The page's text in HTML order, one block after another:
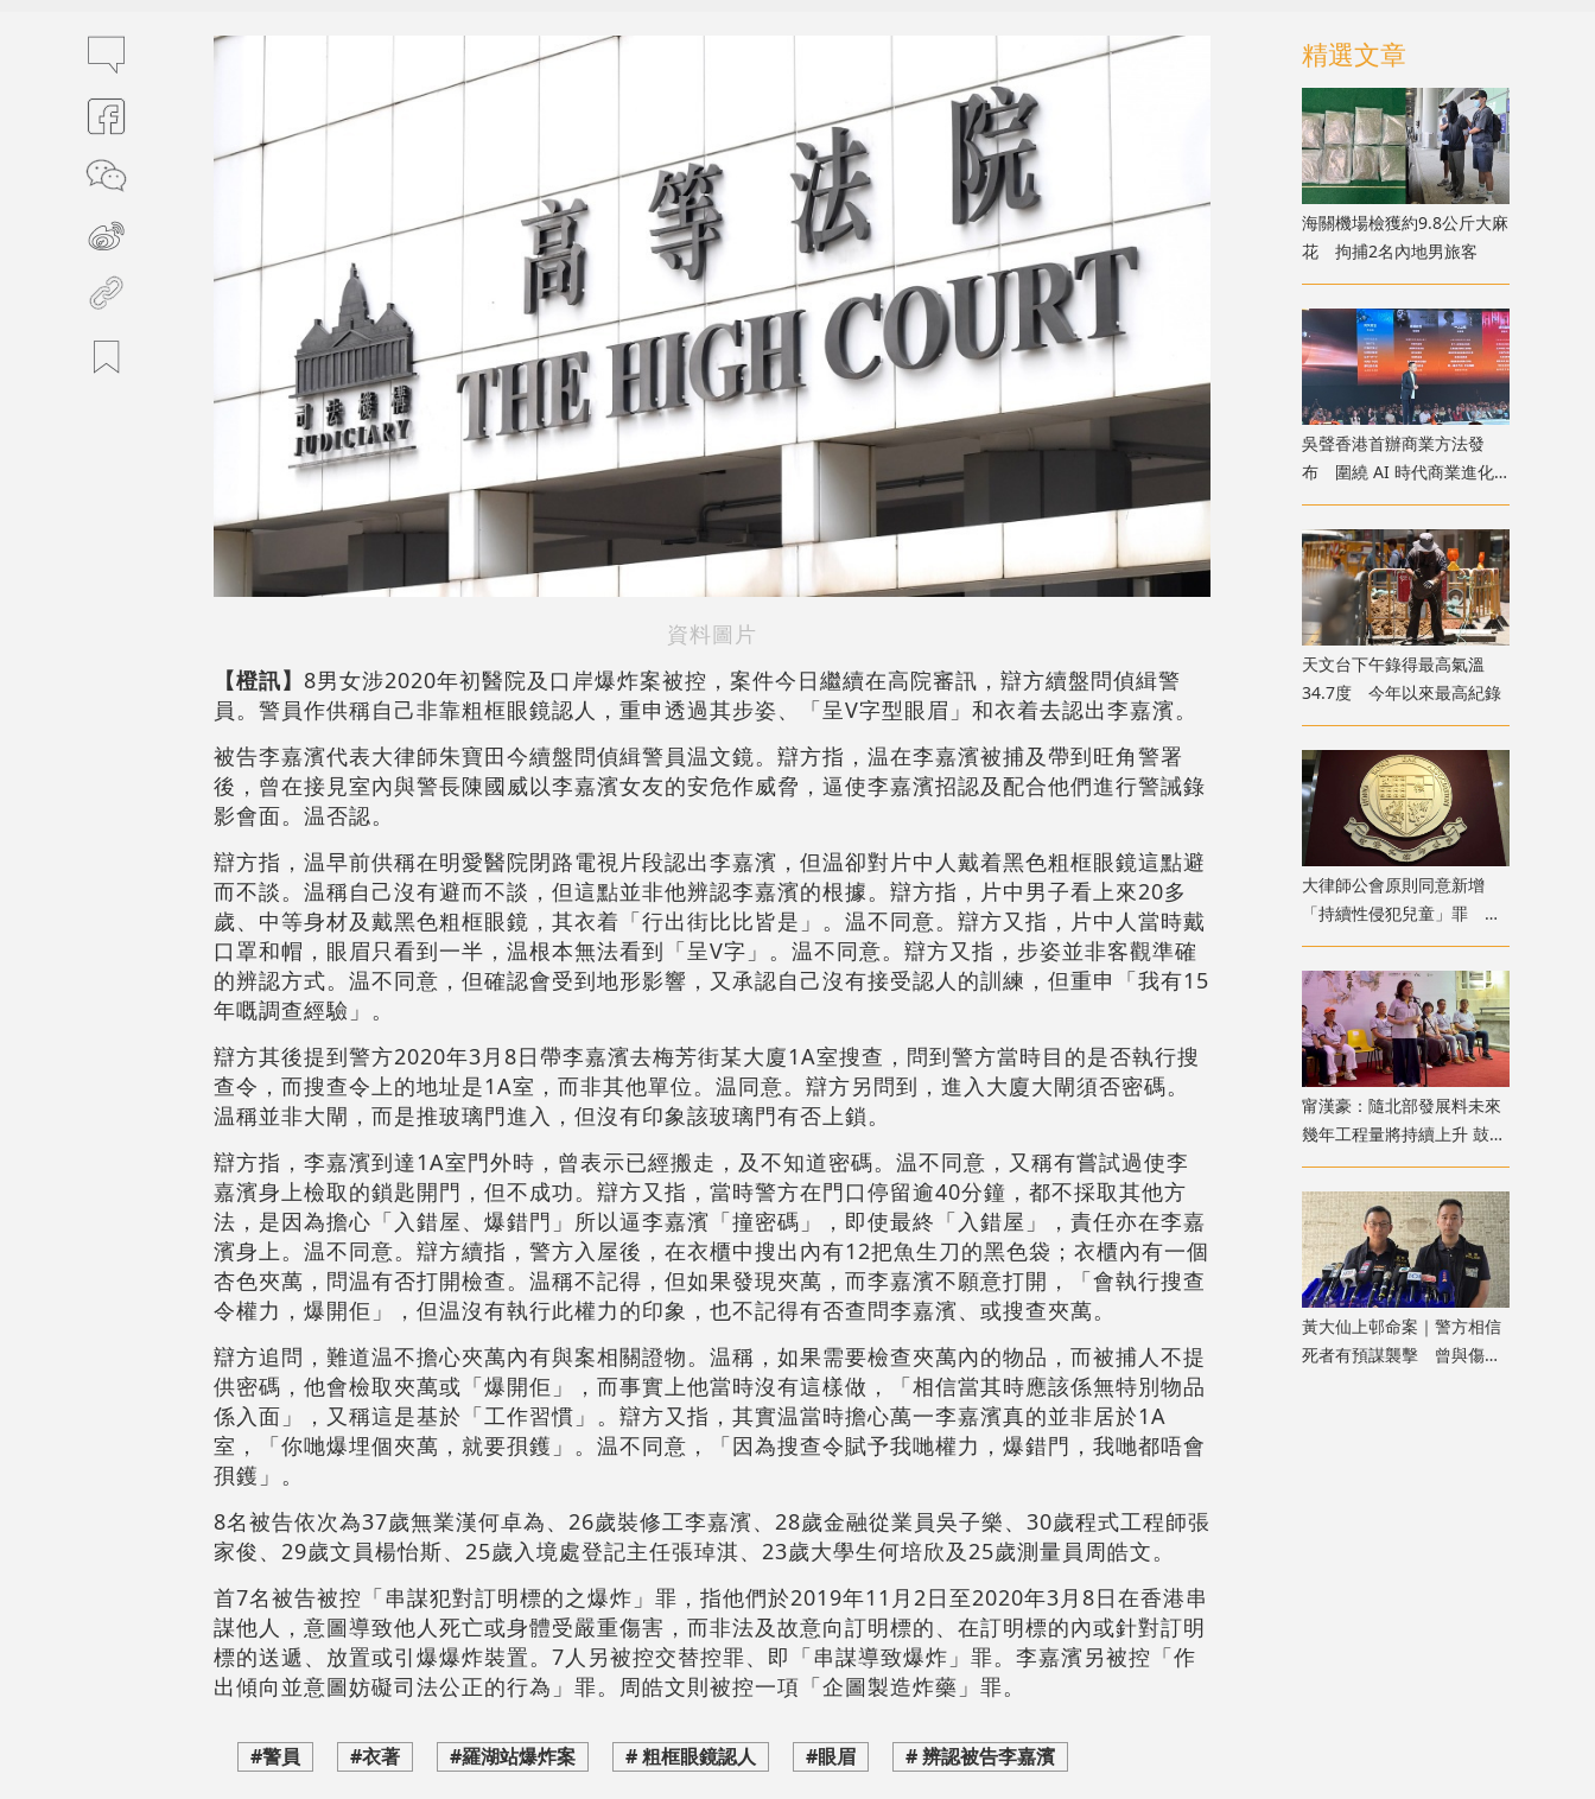
資料圖片
【橙訊】 8男女涉2020年初醫院及口岸爆炸案被控，案件今日繼續在高院審訊，辯方續盤問偵緝警
員。警員作供稱自己非靠粗框眼鏡認人，重申透過其步姿、「呈V字型眼眉」和衣着去認出李嘉濱。
被告李嘉濱代表大律師朱寶田今續盤問偵緝警員温文鏡。辯方指，温在李嘉濱被捕及帶到旺角警署
後，曾在接見室內與警長陳國威以李嘉濱女友的安危作威脅，逼使李嘉濱招認及配合他們進行警誡錄
影會面。温否認。
辯方指，温早前供稱在明愛醫院閉路電視片段認出李嘉濱，但温卻對片中人戴着黑色粗框眼鏡這點避
而不談。温稱自己沒有避而不談，但這點並非他辨認李嘉濱的根據。辯方指，片中男子看上來20多
歲、中等身材及戴黑色粗框眼鏡，其衣着「行出街比比皆是」。温不同意。辯方又指，片中人當時戴
口罩和帽，眼眉只看到一半，温根本無法看到「呈V字」。温不同意。辯方又指，步姿並非客觀準確
的辨認方式。温不同意，但確認會受到地形影響，又承認自己沒有接受認人的訓練，但重申「我有15
年嘅調查經驗」。
辯方其後提到警方2020年3月8日帶李嘉濱去梅芳街某大廈1A室搜查，問到警方當時目的是否執行搜
查令，而搜查令上的地址是1A室，而非其他單位。温同意。辯方另問到，進入大廈大閘須否密碼。
温稱並非大閘，而是推玻璃門進入，但沒有印象該玻璃門有否上鎖。
辯方指，李嘉濱到達1A室門外時，曾表示已經搬走，及不知道密碼。温不同意，又稱有嘗試過使李
嘉濱身上檢取的鎖匙開門，但不成功。辯方又指，當時警方在門口停留逾40分鐘，都不採取其他方
法，是因為擔心「入錯屋、爆錯門」所以逼李嘉濱「撞密碼」，即使最終「入錯屋」，責任亦在李嘉
濱身上。温不同意。辯方續指，警方入屋後，在衣櫃中搜出內有12把魚生刀的黑色袋；衣櫃內有一個
杏色夾萬，問温有否打開檢查。温稱不記得，但如果發現夾萬，而李嘉濱不願意打開，「會執行搜查
令權力，爆開佢」，但温沒有執行此權力的印象，也不記得有否查問李嘉濱、或搜查夾萬。
辯方追問，難道温不擔心夾萬內有與案相關證物。温稱，如果需要檢查夾萬內的物品，而被捕人不提
供密碼，他會檢取夾萬或「爆開佢」，而事實上他當時沒有這樣做，「相信當其時應該係無特別物品
係入面」，又稱這是基於「工作習慣」。辯方又指，其實温當時擔心萬一李嘉濱真的並非居於1A
室，「你哋爆埋個夾萬，就要孭鑊」。温不同意，「因為搜查令賦予我哋權力，爆錯門，我哋都唔會
孭鑊」。
8名被告依次為37歲無業漢何卓為、26歲裝修工李嘉濱、28歲金融從業員吳子樂、30歲程式工程師張
家俊、29歲文員楊怡斯、25歲入境處登記主任張琸淇、23歲大學生何培欣及25歲測量員周皓文。
首7名被告被控「串謀犯對訂明標的之爆炸」罪，指他們於2019年11月2日至2020年3月8日在香港串
謀他人，意圖導致他人死亡或身體受嚴重傷害，而非法及故意向訂明標的、在訂明標的內或針對訂明
標的送遞、放置或引爆爆炸裝置。7人另被控交替控罪、即「串謀導致爆炸」罪。李嘉濱另被控「作
出傾向並意圖妨礙司法公正的行為」罪。周皓文則被控一項「企圖製造炸藥」罪。
#警員 #衣著 #羅湖站爆炸案 # 粗框眼鏡認人 #眼眉 # 辨認被告李嘉濱
精選文章
海關機場檢獲約9.8公斤大麻
花 拘捕2名內地男旅客
吳聲香港首辦商業方法發
布 圍繞 AI 時代商業進化
探討未來趨勢
天文台下午錄得最高氣溫
34.7度 今年以來最高紀錄
大律師公會原則同意新增
「持續性侵犯兒童」罪 強
調須有嚴格程序保障措施
甯漢豪：隨北部發展料未來
幾年工程量將持續上升 鼓勵
青年積極裝備自己
黃大仙上邨命案｜警方相信
死者有預謀襲擊 曾與傷者